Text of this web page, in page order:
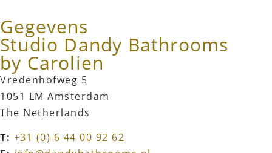
Gegevens
Studio Dandy Bathrooms
by Carolien
Vredenhofweg 5
1051 LM Amsterdam
The Netherlands
T: +31 (0) 6 44 00 92 62